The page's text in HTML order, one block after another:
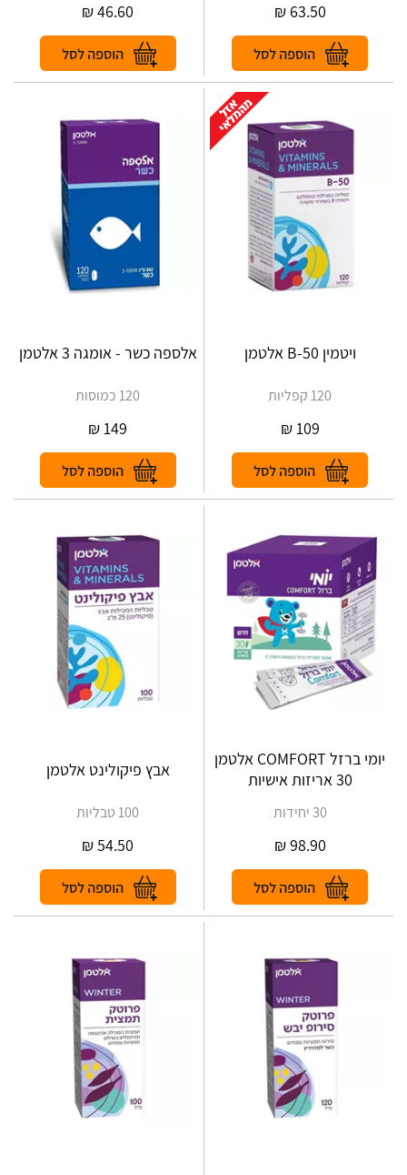
63.50
₪
46.60
₪
ויטמין B-50 אלטמן
120 קפליות
109
₪
אלספה כשר - אומגה 3 אלטמן
120 כמוסות
149
₪
יומי ברזל COMFORT אלטמן
30 אריזות אישיות
30 יחידות
98.90
₪
אבץ פיקולינט אלטמן
100 טבליות
54.50
₪